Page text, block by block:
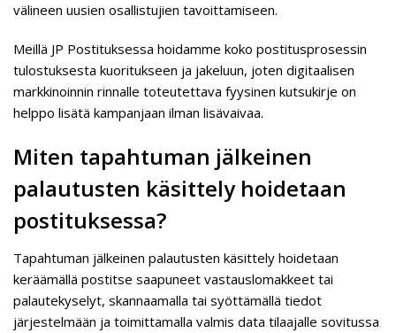
välineen uusien osallistujien tavoittamiseen.
Meillä JP Postituksessa hoidamme koko postitusprosessin
tulostuksesta kuoritukseen ja jakeluun, joten digitaalisen
markkinoinnin rinnalle toteutettava fyysinen kutsukirje on
helppo lisätä kampanjaan ilman lisävaivaa.
Miten tapahtuman jälkeinen
palautusten käsittely hoidetaan
postituksessa?
Tapahtuman jälkeinen palautusten käsittely hoidetaan
keräämällä postitse saapuneet vastauslomakkeet tai
palautekyselyt, skannaamalla tai syöttämällä tiedot
järjestelmään ja toimittamalla valmis data tilaajalle sovitussa